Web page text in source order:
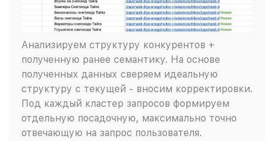
Анализируем структуру конкурентов +
полученную ранее семантику. На основе
полученных данных сверяем идеальную
структуру с текущей - вносим корректировки.
Под каждый кластер запросов формируем
отдельную посадочную, максимально точно
отвечающую на запрос пользователя.